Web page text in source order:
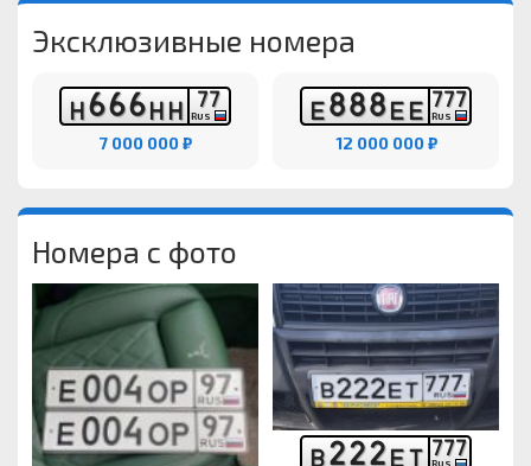
Эксклюзивные номера
Н666НН 77
RUS
7 000 000 ₽
Е888ЕЕ 777
RUS
12 000 000 ₽
Номера с фото
В222ЕТ 777